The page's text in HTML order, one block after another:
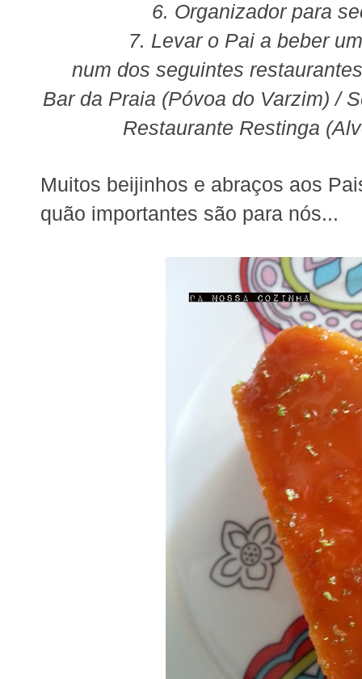
6. Organizador para
7. Levar o Pai a beber
num dos seguintes
Bar da Praia (Póvoa do Varzim) /
Restaurante Restinga
Muitos beijinhos e abraços aos
quão importantes são para nós...